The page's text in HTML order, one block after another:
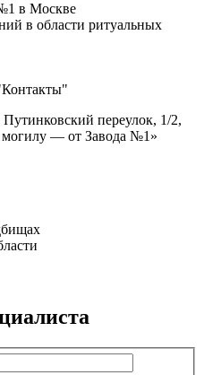
в Москве
в области ритуальных
переулок, 1/2,
могилу — от Завода №1»